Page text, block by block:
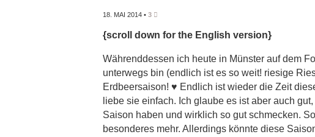
18. MAI 2014 • 3
{scroll down for the English version}
Währenddessen ich heute in Münster auf dem
unterwegs bin (endlich ist es so weit! riesige
Erdbeersaison! ♥ Endlich ist wieder die Zeit
liebe sie einfach. Ich glaube es ist aber auch
Saison haben und wirklich so gut schmecken.
besonderes mehr. Allerdings könnte diese